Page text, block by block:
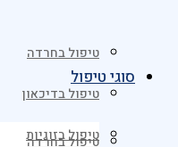
טיפול בחרדה
טיפול בדיכאון
טיפול בזוגיות
סוגי טיפול
טיפול בחרדה